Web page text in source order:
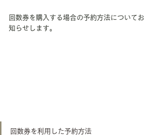
回数券を購入する場合の予約方法についてお
知らせします。
回数券を利用した予約方法